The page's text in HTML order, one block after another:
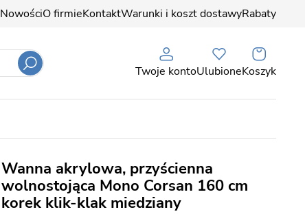
NowościO firmieKontaktWarunki i koszt dostawyRabaty
Twoje kontoUlubioneKoszyk
Wanna akrylowa, przyścienna
wolnostojąca Mono Corsan 160 cm
korek klik-klak miedziany